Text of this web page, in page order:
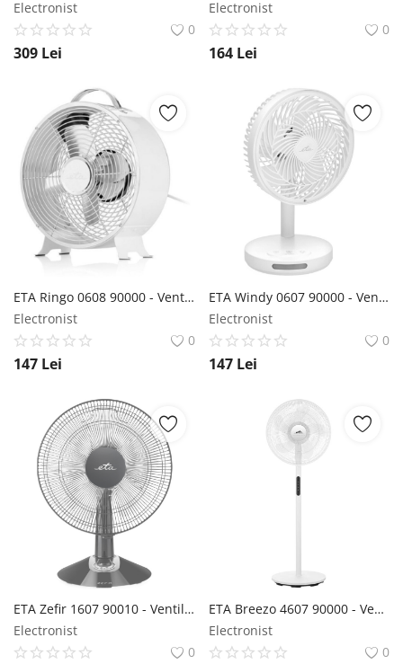
Electronist
0
309 Lei
Electronist
0
164 Lei
ETA Ringo 0608 90000 - Ventilator de masă ETA
Electronist
0
147 Lei
ETA Windy 0607 90000 - Ventilator de masă ETA
Electronist
0
147 Lei
ETA Zefir 1607 90010 - Ventilator de masă ETA
Electronist
0
ETA Breezo 4607 90000 - Ventilator stand ETA
Electronist
0